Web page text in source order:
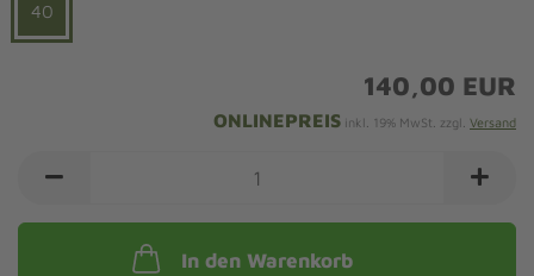
40
140,00 EUR
ONLINEPREIS inkl. 19% MwSt. zzgl. Versand
In den Warenkorb